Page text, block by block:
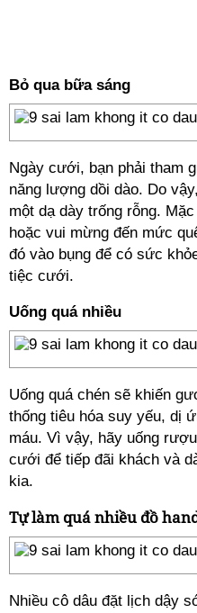
Bỏ qua bữa sáng
Ngày cưới, bạn phải tham
năng lượng dồi dào. Do
một dạ dày trống rỗng.
hoặc vui mừng đến mức
đó vào bụng để có sức
tiệc cưới.
Uống quá nhiều
Uống quá chén sẽ khiến
thống tiêu hóa suy yếu, dị
máu. Vì vậy, hãy uống
cưới để tiếp đãi khách và
kia.
Tự làm quá nhiều đồ
Nhiều cô dâu đặt lịch dậy